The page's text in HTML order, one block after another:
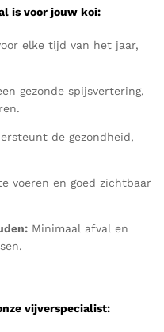
is voor jouw koi:
elke tijd van het jaar,
gezonde spijsvertering,
de gezondheid,
voeren en goed zichtbaar
Minimaal afval en
vijverspecialist: